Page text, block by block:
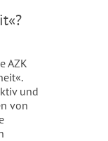
AZK
und
von